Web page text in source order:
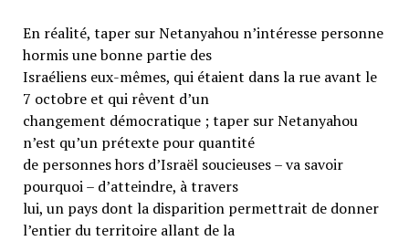
En réalité, taper sur Netanyahou n’intéresse personne
hormis une bonne partie des
Israéliens eux-mêmes, qui étaient dans la rue avant le
7 octobre et qui rêvent d’un
changement démocratique ; taper sur Netanyahou
n’est qu’un prétexte pour quantité
de personnes hors d’Israël soucieuses – va savoir
pourquoi – d’atteindre, à travers
lui, un pays dont la disparition permettrait de donner
l’entier du territoire allant de la